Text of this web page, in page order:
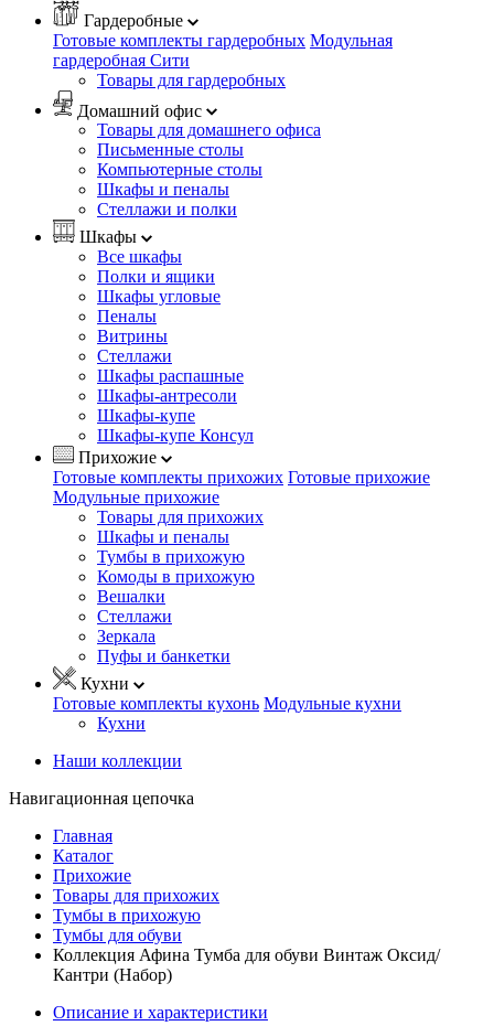
Гардеробные
Готовые комплекты гардеробных Модульная
гардеробная Сити
Товары для гардеробных
Домашний офис
Товары для домашнего офиса
Письменные столы
Компьютерные столы
Шкафы и пеналы
Стеллажи и полки
Шкафы
Все шкафы
Полки и ящики
Шкафы угловые
Пеналы
Витрины
Стеллажи
Шкафы распашные
Шкафы-антресоли
Шкафы-купе
Шкафы-купе Консул
Прихожие
Готовые комплекты прихожих Готовые прихожие
Модульные прихожие
Товары для прихожих
Шкафы и пеналы
Тумбы в прихожую
Комоды в прихожую
Вешалки
Стеллажи
Зеркала
Пуфы и банкетки
Кухни
Готовые комплекты кухонь Модульные кухни
Кухни
Наши коллекции
Навигационная цепочка
Главная
Каталог
Прихожие
Товары для прихожих
Тумбы в прихожую
Тумбы для обуви
Коллекция Афина Тумба для обуви Винтаж Оксид/
Кантри (Набор)
Описание и характеристики